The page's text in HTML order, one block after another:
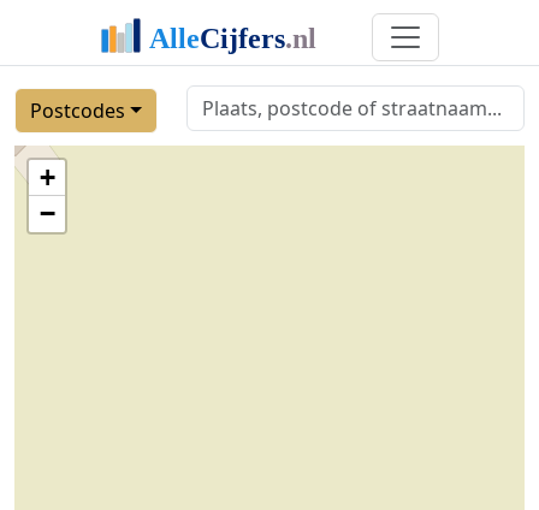
Postcodes
+
−